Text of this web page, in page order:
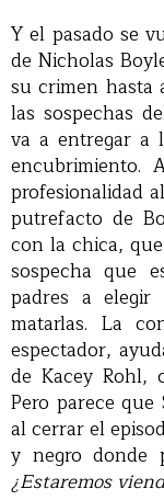
Y el pasado se
de Nicholas
su crimen hasta
las sospechas
va a entregar a
encubrimiento.
profesionalidad
putrefacto de
con la chica,
sospecha que
padres a
matarlas. La
espectador,
de Kacey Rohl,
Pero parece
al cerrar el
y negro donde
¿Estaremos